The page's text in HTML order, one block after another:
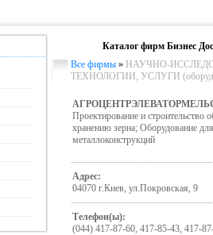
Каталог фирм Бизнес
Все фирмы » НАУЧНО-
ТЕХНОЛОГИИ, УСЛУГИ
Проектирование и строительство
хранению зерна; Оборудование
металлоконструкций
Адрес:
04070 г.Киев, ул.Покровская, 9
Телефон(ы):
(044) 417-87-60, 417-85-43, 417-